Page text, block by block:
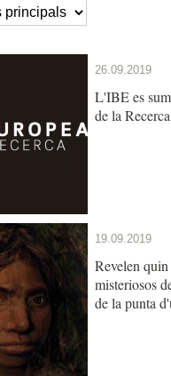
26.09.2019
L'IBE es
de la Recerca
19.09.2019
Revelen quin
misteriosos
de la punta